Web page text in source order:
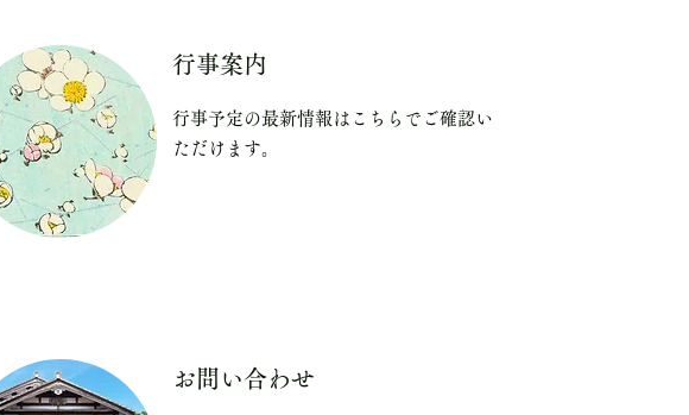
​行事案内​
​行事予定の最新情報はこちらでご確認い
ただけます。​
​お問い合わせ